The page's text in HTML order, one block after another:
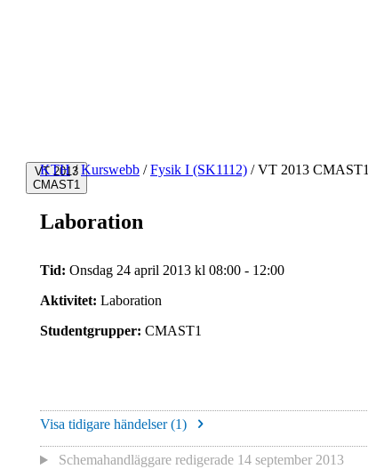
VT 2013
CMAST1
KTH / Kurswebb / Fysik I (SK1112) /VT 2013 CMAST1
Laboration
Tid: Onsdag 24 april 2013 kl 08:00 - 12:00
Aktivitet: Laboration
Studentgrupper: CMAST1
Visa tidigare händelser (1)
Schemahandläggare redigerade 14 september 2013